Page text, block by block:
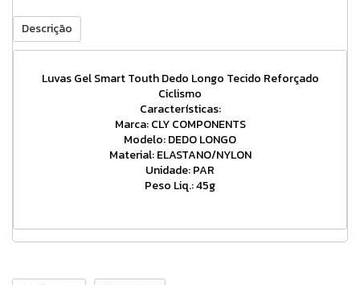
Descrição
Luvas Gel Smart Touth Dedo Longo Tecido Reforçado
Ciclismo
Características:
Marca: CLY COMPONENTS
Modelo: DEDO LONGO
Material: ELASTANO/NYLON
Unidade: PAR
Peso Liq.: 45g